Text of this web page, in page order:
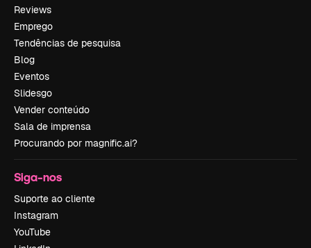
Reviews
Emprego
Tendências de pesquisa
Blog
Eventos
Slidesgo
Vender conteúdo
Sala de imprensa
Procurando por magnific.ai?
Siga-nos
Suporte ao cliente
Instagram
YouTube